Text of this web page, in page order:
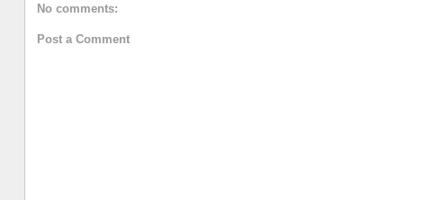
No comments:
Post a Comment